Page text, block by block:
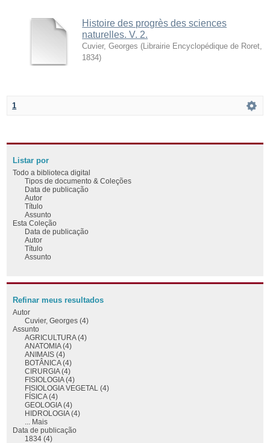
Histoire des progrès des sciences
naturelles. V. 2.
Cuvier, Georges ( Librairie Encyclopédique de Roret
1834)
1
Listar por
Todo a biblioteca digital
Tipos de documento & Coleções
Data de publicação
Autor
Título
Assunto
Esta Coleção
Data de publicação
Autor
Título
Assunto
Refinar meus resultados
Autor
Cuvier, Georges (4)
Assunto
AGRICULTURA (4)
ANATOMIA (4)
ANIMAIS (4)
BOTÂNICA (4)
CIRURGIA (4)
FISIOLOGIA (4)
FISIOLOGIA VEGETAL (4)
FÍSICA (4)
GEOLOGIA (4)
HIDROLOGIA (4)
... Mais
Data de publicação
1834 (4)